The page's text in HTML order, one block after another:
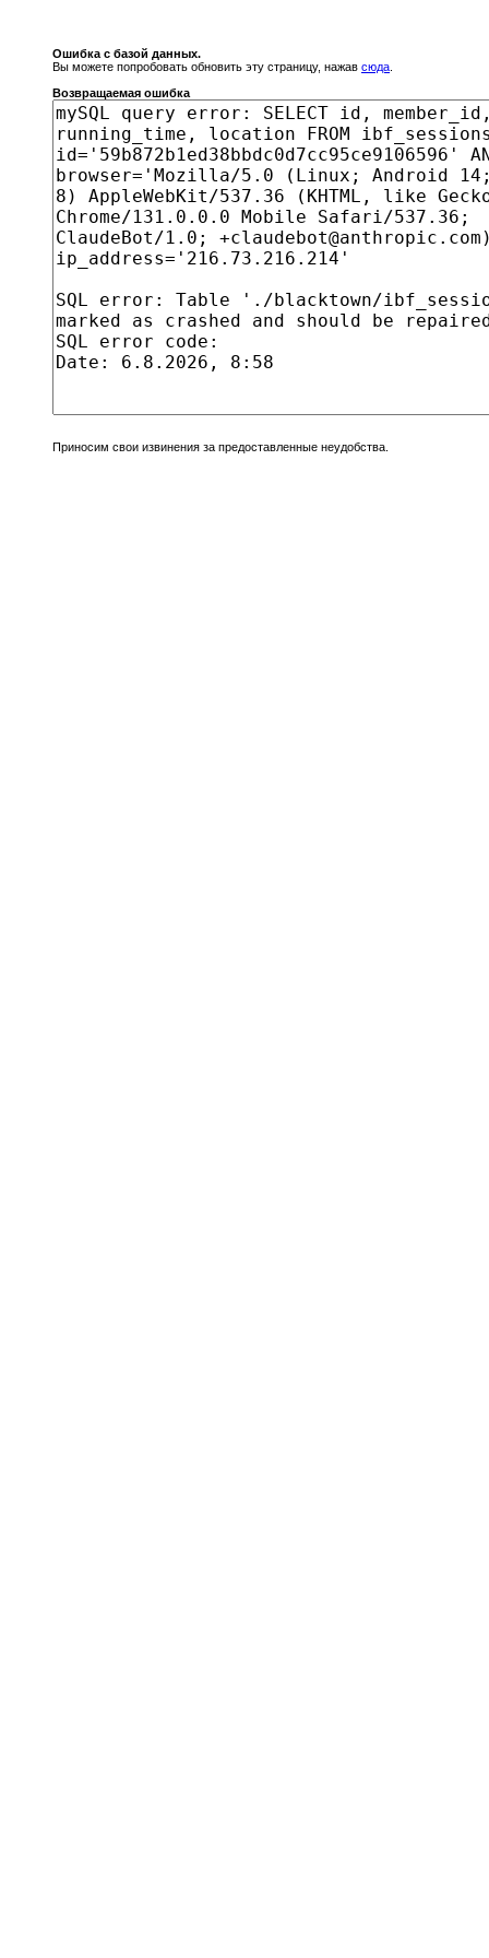
Ошибка с базой данных.
Вы можете попробовать обновить эту страницу, нажав сюда
Возвращаемая ошибка
Приносим свои извинения за предоставленные неудобства.